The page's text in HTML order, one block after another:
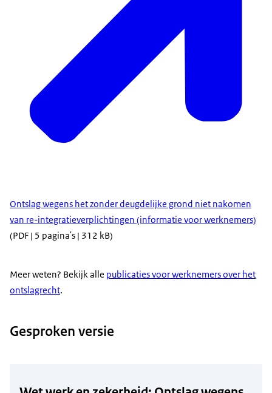
Ontslag wegens het zonder deugdelijke grond niet nakomen
van re-integratieverplichtingen (informatie voor werknemers)
(PDF | 5 pagina's | 312 kB)
Meer weten? Bekijk alle publicaties voor werknemers over het
ontslagrecht.
Gesproken versie